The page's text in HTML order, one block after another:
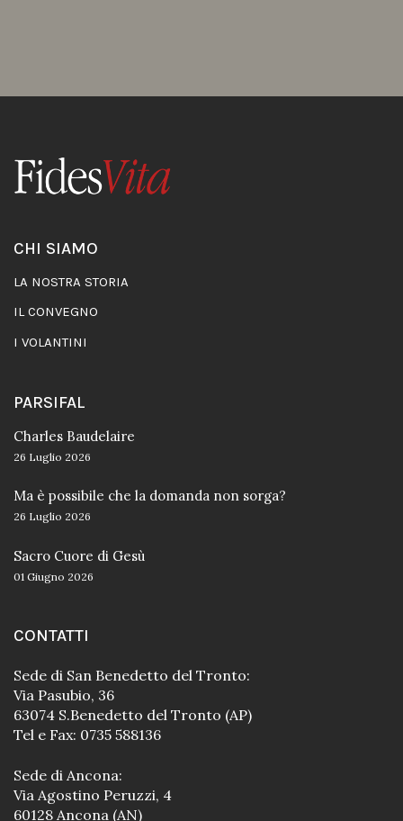
CHI SIAMO
LA NOSTRA STORIA
IL CONVEGNO
I VOLANTINI
PARSIFAL
Charles Baudelaire
26 Luglio 2026
Ma è possibile che la domanda non sorga?
26 Luglio 2026
Sacro Cuore di Gesù
01 Giugno 2026
CONTATTI
Sede di San Benedetto del Tronto:
Via Pasubio, 36
63074 S.Benedetto del Tronto (AP)
Tel e Fax: 0735 588136
Sede di Ancona:
Via Agostino Peruzzi, 4
60128 Ancona (AN)